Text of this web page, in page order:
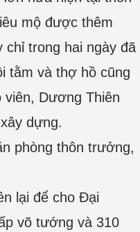
mộ được thêm
chỉ trong hai ngày đã
tằm và thợ hồ cũng
viên, Dương Thiên
dựng.
phòng thôn trưởng,
lại để cho Đại
võ tướng và 310